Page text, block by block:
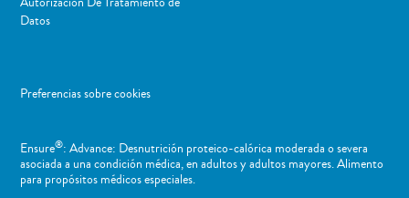
Datos
Preferencias sobre cookies
Ensure®: Advance: Desnutrición proteico-calórica moderada o severa
asociada a una condición médica, en adultos y adultos mayores. Alimento
para propósitos médicos especiales.